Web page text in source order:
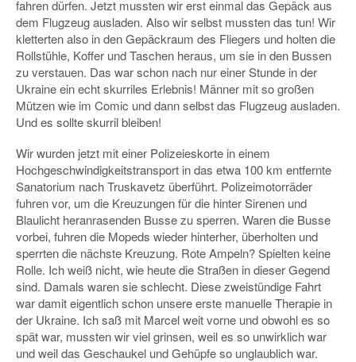
fahren dürfen. Jetzt mussten wir erst einmal das Gepäck aus
dem Flugzeug ausladen. Also wir selbst mussten das tun! Wir
kletterten also in den Gepäckraum des Fliegers und holten die
Rollstühle, Koffer und Taschen heraus, um sie in den Bussen
zu verstauen. Das war schon nach nur einer Stunde in der
Ukraine ein echt skurriles Erlebnis! Männer mit so großen
Mützen wie im Comic und dann selbst das Flugzeug ausladen.
Und es sollte skurril bleiben!
Wir wurden jetzt mit einer Polizeieskorte in einem
Hochgeschwindigkeitstransport in das etwa 100 km entfernte
Sanatorium nach Truskavetz überführt. Polizeimotorräder
fuhren vor, um die Kreuzungen für die hinter Sirenen und
Blaulicht heranrasenden Busse zu sperren. Waren die Busse
vorbei, fuhren die Mopeds wieder hinterher, überholten und
sperrten die nächste Kreuzung. Rote Ampeln? Spielten keine
Rolle. Ich weiß nicht, wie heute die Straßen in dieser Gegend
sind. Damals waren sie schlecht. Diese zweistündige Fahrt
war damit eigentlich schon unsere erste manuelle Therapie in
der Ukraine. Ich saß mit Marcel weit vorne und obwohl es so
spät war, mussten wir viel grinsen, weil es so unwirklich war
und weil das Geschaukel und Gehüpfe so unglaublich war.